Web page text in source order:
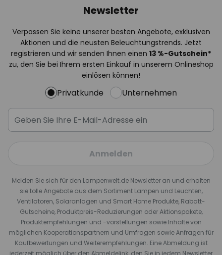
Newsletter
Verpassen Sie keine unserer besten Angebote, exklusiven
Aktionen und die neusten Beleuchtungstrends. Jetzt
registrieren und wir senden Ihnen einen 13 %-Gutschein*
zu, den Sie bei Ihrem ersten Einkauf in unserem Onlineshop
einlösen können!
Privatkunde Unternehmen
Anmelden
Melden Sie sich für den Lampenwelt.de Newsletter an und erhalten
sie tolle Angebote aus dem Sortiment Lampen und Leuchten,
Ventilatoren, Solaranlagen und Smart Home Produkte, Rabatt-
Gutscheine, Produktpreis-Reduzierungen oder Aktionspakete,
Produktempfehlungen und -vorstellungen sowie Inhalte von
möglichen Kooperationspartnern und Umfragen sowie Anfragen für
Kaufbewertungen und Weiterempfehlungen. Eine Abmeldung ist
jederzeit möglich über den Abmeldelink, den Sie in jedem Newsletter